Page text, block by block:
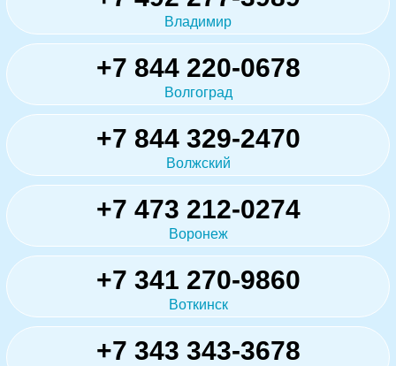
Владимир
+7 844 220-0678
Волгоград
+7 844 329-2470
Волжский
+7 473 212-0274
Воронеж
+7 341 270-9860
Воткинск
+7 343 343-3678